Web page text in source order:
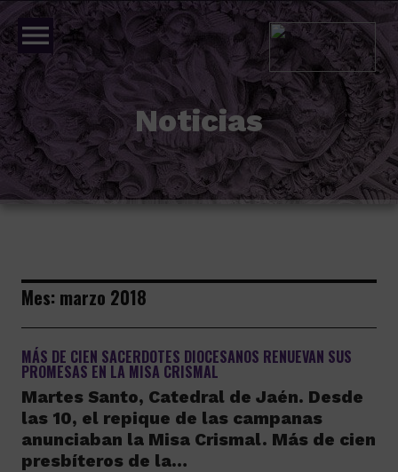
menu
Noticias
Mes: marzo 2018
MÁS DE CIEN SACERDOTES DIOCESANOS RENUEVAN SUS
PROMESAS EN LA MISA CRISMAL
Martes Santo, Catedral de Jaén. Desde
las 10, el repique de las campanas
anunciaban la Misa Crismal. Más de cien
presbíteros de la…